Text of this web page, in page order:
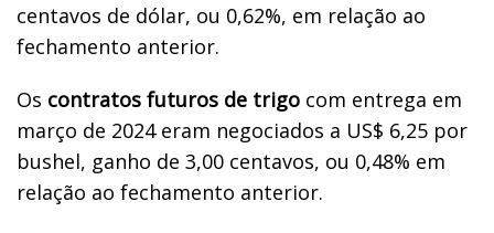
centavos de dólar, ou 0,62%, em relação ao
fechamento anterior.
Os contratos futuros de trigo com entrega em
março de 2024 eram negociados a US$ 6,25 por
bushel, ganho de 3,00 centavos, ou 0,48% em
relação ao fechamento anterior.